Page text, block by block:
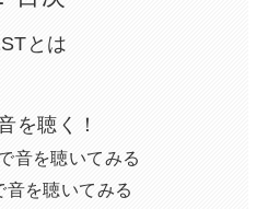
とは
を聴く！
音を聴いてみる
音を聴いてみる